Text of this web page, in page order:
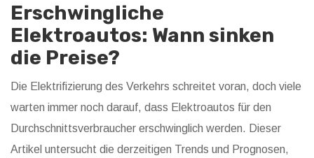
Erschwingliche
Elektroautos: Wann sinken
die Preise?
Die Elektrifizierung des Verkehrs schreitet voran, doch viele
warten immer noch darauf, dass Elektroautos für den
Durchschnittsverbraucher erschwinglich werden. Dieser
Artikel untersucht die derzeitigen Trends und Prognosen,